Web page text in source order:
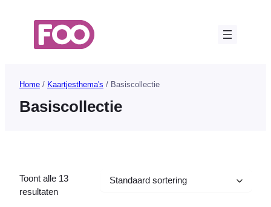
Home / Kaartjesthema's / Basiscollectie
Basiscollectie
Toont alle 13
resultaten